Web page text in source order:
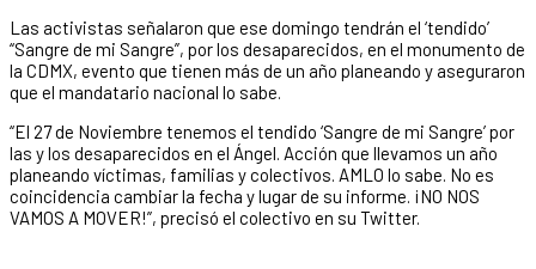
Las activistas señalaron que ese domingo tendrán el ‘tendido’
“Sangre de mi Sangre”, por los desaparecidos, en el monumento de
la CDMX, evento que tienen más de un año planeando y aseguraron
que el mandatario nacional lo sabe.
“El 27 de Noviembre tenemos el tendido ‘Sangre de mi Sangre’ por
las y los desaparecidos en el Ángel. Acción que llevamos un año
planeando víctimas, familias y colectivos. AMLO lo sabe. No es
coincidencia cambiar la fecha y lugar de su informe. ¡NO NOS
VAMOS A MOVER!”, precisó el colectivo en su Twitter.